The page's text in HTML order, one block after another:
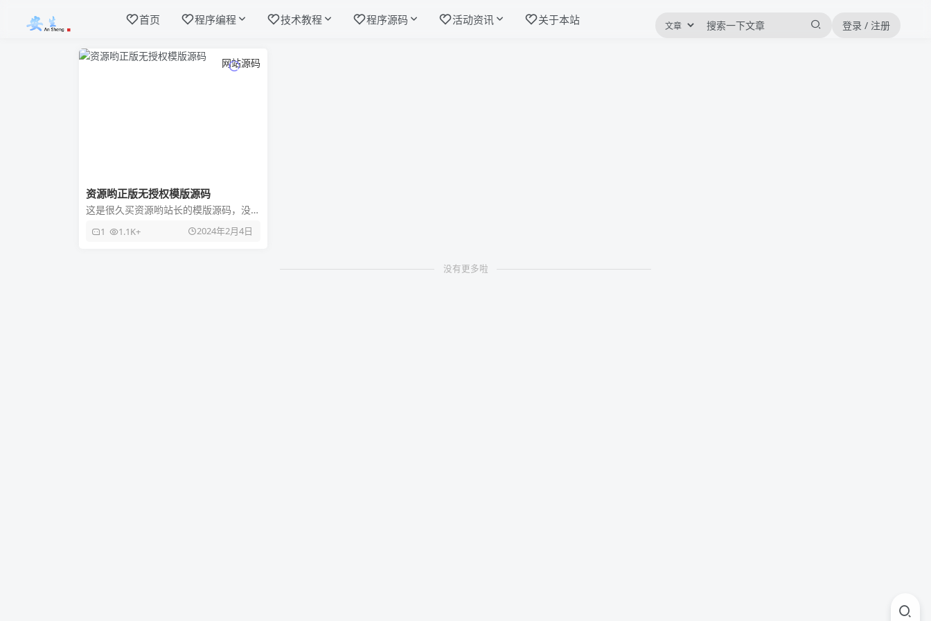
首页 程序编程 技术教程 程序源码 活动资讯 关于本站 登录 / 注册
网站源码
资源哟正版无授权模版源码
这是很久买资源哟站长的模版源码，没
考：XDGAME、资源之家）
1 1.1K+ 2024年2月4日
没有更多啦